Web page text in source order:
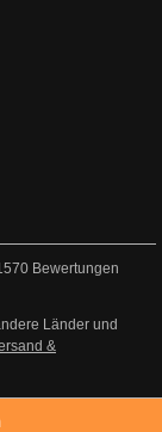
Bewertungen
Länder und
&